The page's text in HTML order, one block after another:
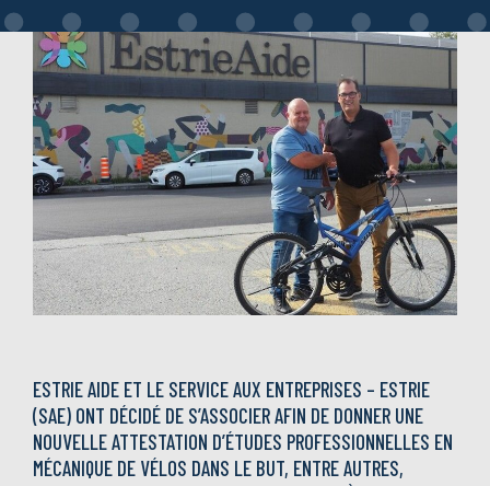
ESTRIE AIDE ET LE SERVICE AUX ENTREPRISES – ESTRIE
(SAE) ONT DÉCIDÉ DE S’ASSOCIER AFIN DE DONNER UNE
NOUVELLE ATTESTATION D’ÉTUDES PROFESSIONNELLES EN
MÉCANIQUE DE VÉLOS DANS LE BUT, ENTRE AUTRES,